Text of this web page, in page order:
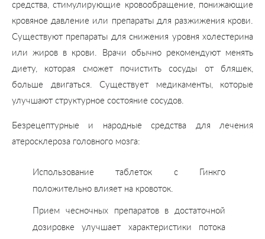
средства, стимулирующие кровообращение, понижающие
кровяное давление или препараты для разжижения крови.
Существуют препараты для снижения уровня холестерина
или жиров в крови. Врачи обычно рекомендуют менять
диету, которая сможет почистить сосуды от бляшек,
больше двигаться. Существует медикаменты, которые
улучшают структурное состояние сосудов.
Безрецептурные и народные средства для лечения
атеросклероза головного мозга:
Использование таблеток с Гинкго
положительно влияет на кровоток.
Прием чесночных препаратов в достаточной
дозировке улучшает характеристики потока